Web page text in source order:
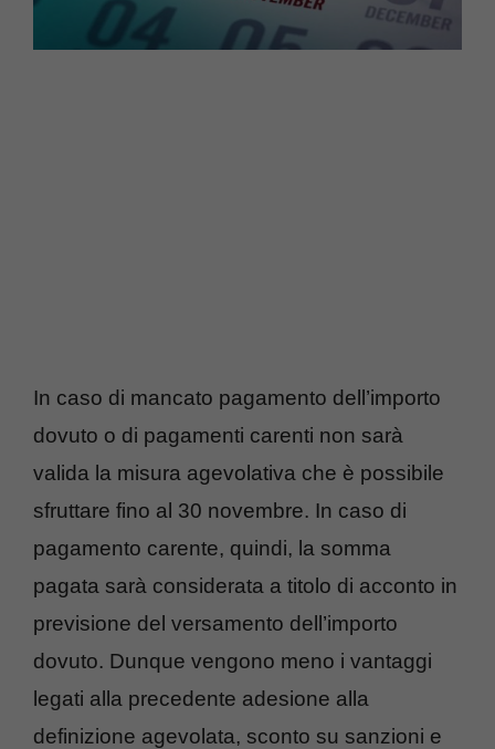
In caso di mancato pagamento dell’importo
dovuto o di pagamenti carenti non sarà
valida la misura agevolativa che è possibile
sfruttare fino al 30 novembre. In caso di
pagamento carente, quindi, la somma
pagata sarà considerata a titolo di acconto in
previsione del versamento dell’importo
dovuto. Dunque vengono meno i vantaggi
legati alla precedente adesione alla
definizione agevolata, sconto su sanzioni e